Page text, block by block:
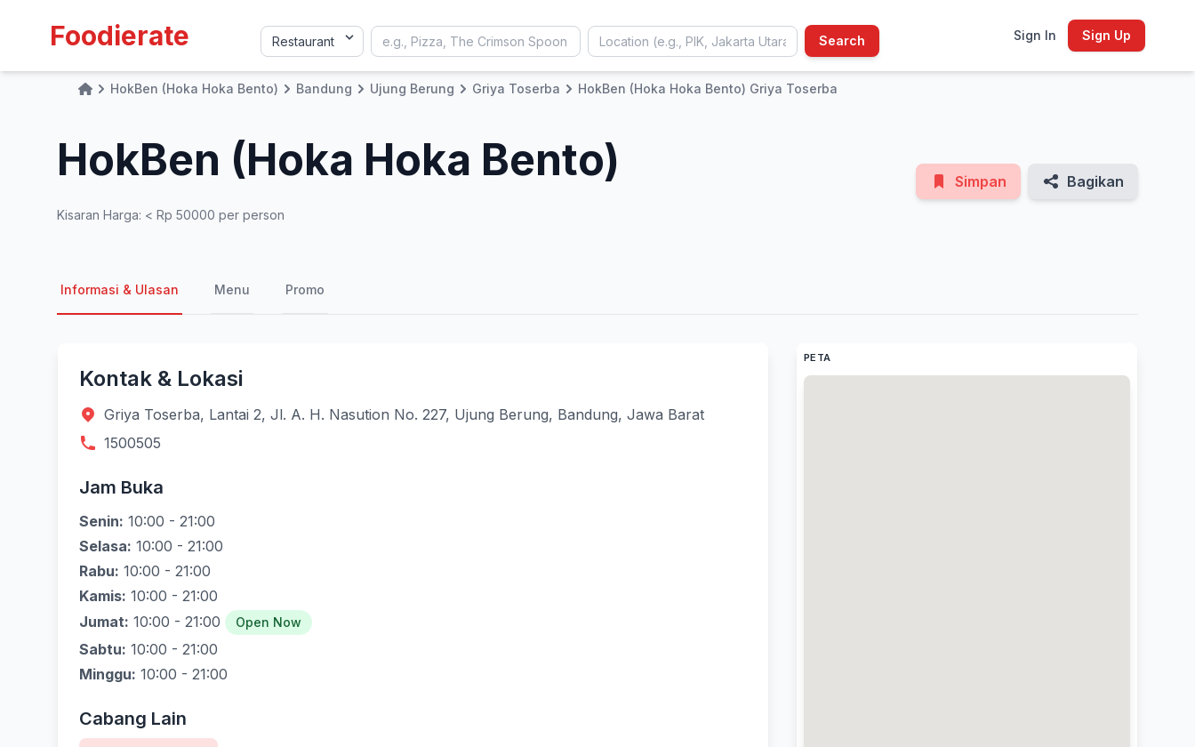
Foodierate Search Sign In Sign Up
HomeHokBen (Hoka Hoka Bento) Bandung Ujung Berung Griya Toserba HokBen (Hoka Hoka Bento) Griya Toserba
HokBen (Hoka Hoka Bento)
Kisaran Harga: < Rp 50000 per person
Simpan Bagikan
Informasi & Ulasan Menu Promo
Kontak & Lokasi
Griya Toserba, Lantai 2, Jl. A. H. Nasution No. 227, Ujung Berung, Bandung, Jawa Barat
1500505
Jam Buka
Senin: 10:00 - 21:00
Selasa: 10:00 - 21:00
Rabu: 10:00 - 21:00
Kamis: 10:00 - 21:00
Jumat: 10:00 - 21:00 Open Now
Sabtu: 10:00 - 21:00
Minggu: 10:00 - 21:00
Cabang Lain
PETA